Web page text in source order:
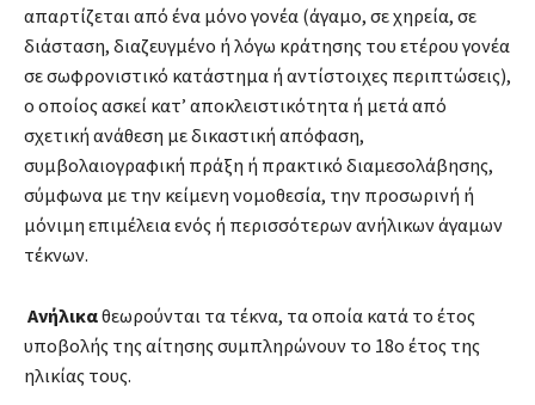
απαρτίζεται από ένα μόνο γονέα (άγαμο, σε χηρεία, σε
διάσταση, διαζευγμένο ή λόγω κράτησης του ετέρου γονέα
σε σωφρονιστικό κατάστημα ή αντίστοιχες περιπτώσεις),
ο οποίος ασκεί κατ’ αποκλειστικότητα ή μετά από
σχετική ανάθεση με δικαστική απόφαση,
συμβολαιογραφική πράξη ή πρακτικό διαμεσολάβησης,
σύμφωνα με την κείμενη νομοθεσία, την προσωρινή ή
μόνιμη επιμέλεια ενός ή περισσότερων ανήλικων άγαμων
τέκνων.
Ανήλικαθεωρούνται τα τέκνα, τα οποία κατά το έτος
υποβολής της αίτησης συμπληρώνουν το 18ο έτος της
ηλικίας τους.